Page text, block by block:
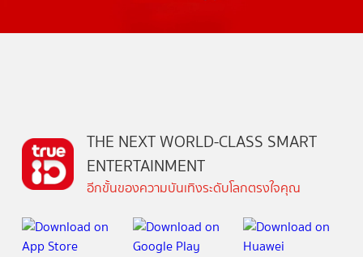
THE NEXT WORLD-CLASS SMART
ENTERTAINMENT
อีกขั้นของความบันเทิงระดับโลกตรงใจคุณ